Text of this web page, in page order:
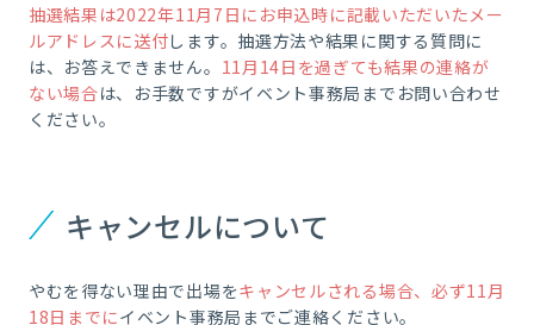
抽選結果は2022年11月7日にお申込時に記載いただいたメー
ルアドレスに送付します。抽選方法や結果に関する質問に
は、お答えできません。 11月14日を過ぎても結果の連絡が
ない場合は、お手数ですがイベント事務局までお問い合わせ
ください。
キャンセルについて
やむを得ない理由で出場をキャンセルされる場合、必ず11月
18日までにイベント事務局までご連絡ください。